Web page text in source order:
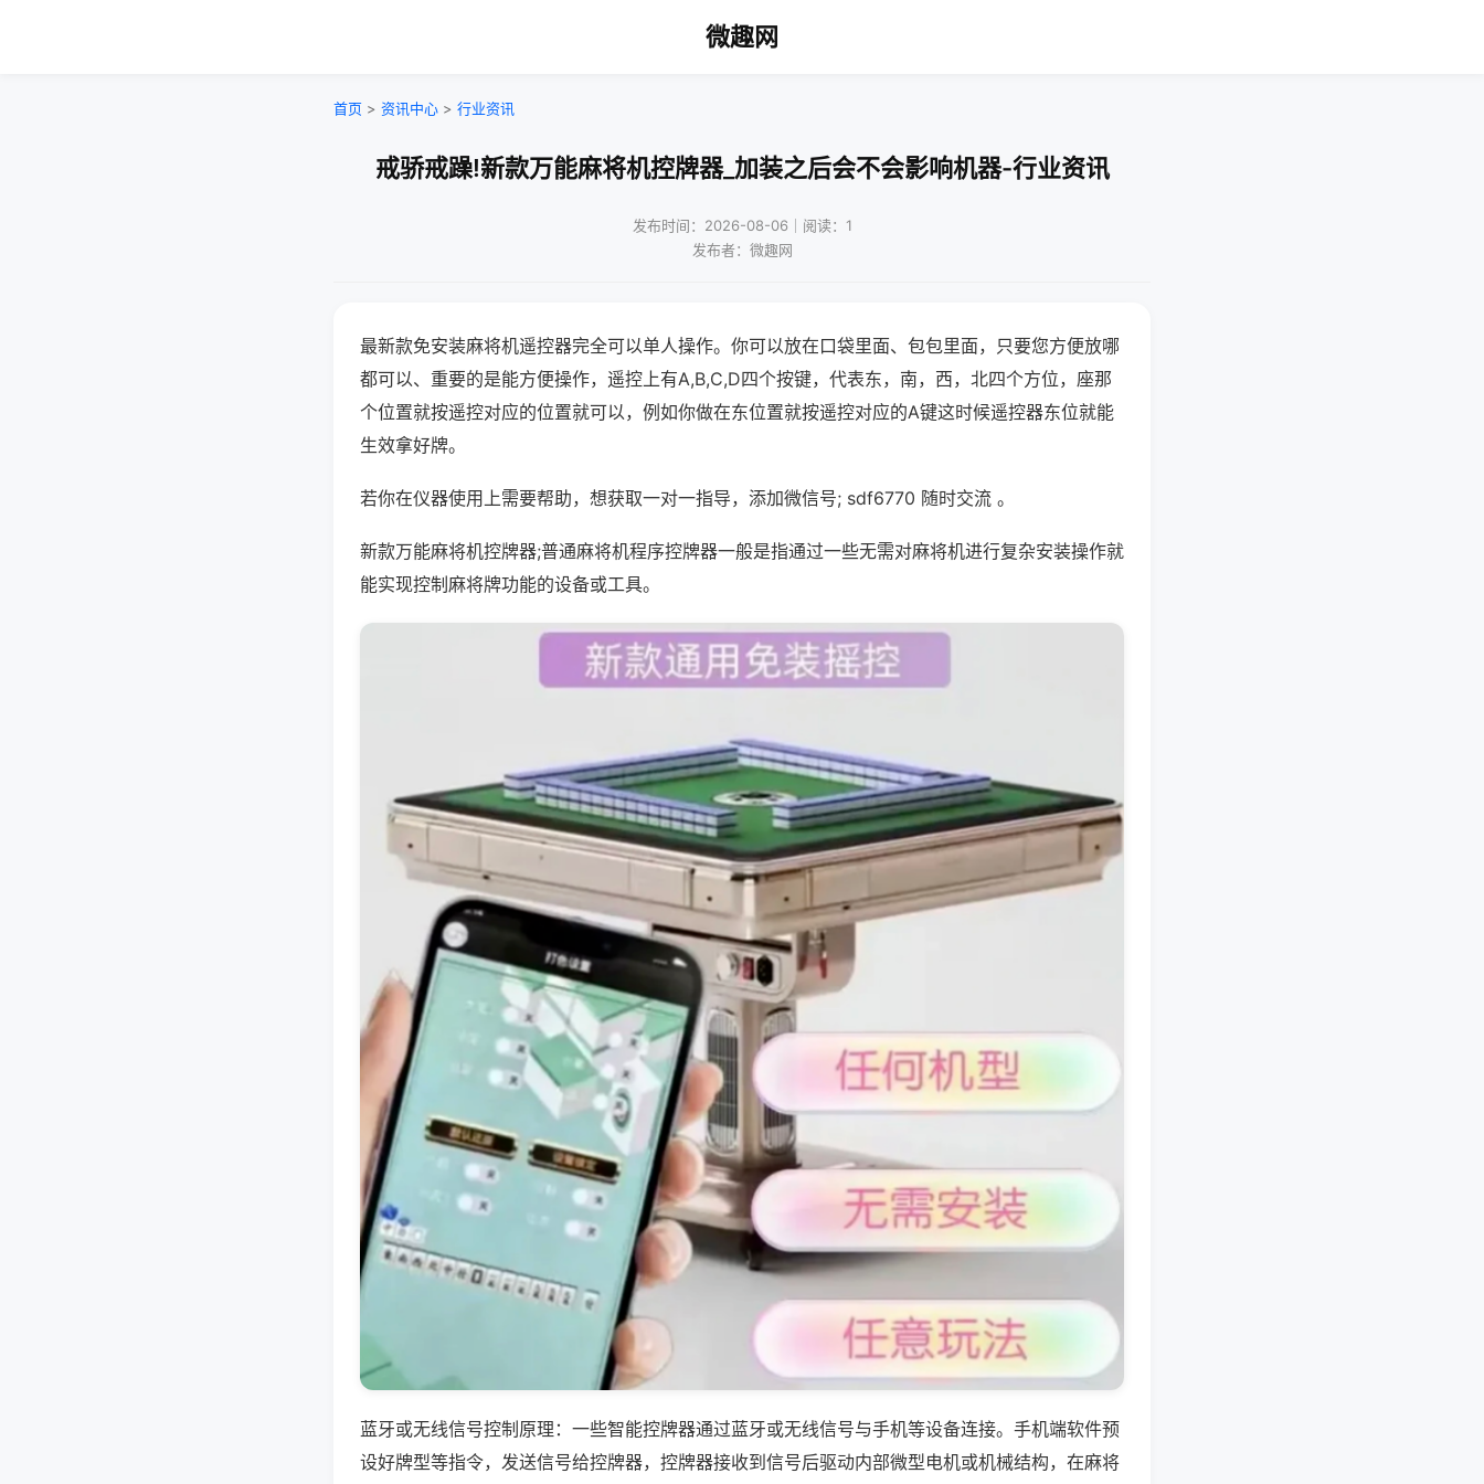
微趣网
首页 > 资讯中心 > 行业资讯
戒骄戒躁!新款万能麻将机控牌器_加装之后会不会影响机器-行业资讯
发布时间：2026-08-06｜阅读：1
发布者：微趣网
最新款免安装麻将机遥控器完全可以单人操作。你可以放在口袋里面、包包里面，只要您方便放哪
都可以、重要的是能方便操作，遥控上有A,B,C,D四个按键，代表东，南，西，北四个方位，座那
个位置就按遥控对应的位置就可以，例如你做在东位置就按遥控对应的A键这时候遥控器东位就能
生效拿好牌。
若你在仪器使用上需要帮助，想获取一对一指导，添加微信号; sdf6770 随时交流 。
新款万能麻将机控牌器;普通麻将机程序控牌器一般是指通过一些无需对麻将机进行复杂安装操作就
能实现控制麻将牌功能的设备或工具。
蓝牙或无线信号控制原理：一些智能控牌器通过蓝牙或无线信号与手机等设备连接。手机端软件预
设好牌型等指令，发送信号给控牌器，控牌器接收到信号后驱动内部微型电机或机械结构，在麻将